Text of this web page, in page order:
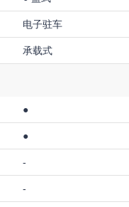
电子驻车
承载式
●
●
-
-